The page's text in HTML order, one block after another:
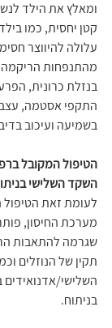
ומאלץ את הילד
עלולה להיווצר
מהתנפחות
בנזלת כרונית,
התקפי אסטמה,
בשמיעה ועיכוב
הטיפול המקובל
השקד השלישי
לעומת זאת
מערכת החיסון,
שגרמה להתאבות
תקין של הנוזלים
השלישי/אדנואידים
בניתוח.